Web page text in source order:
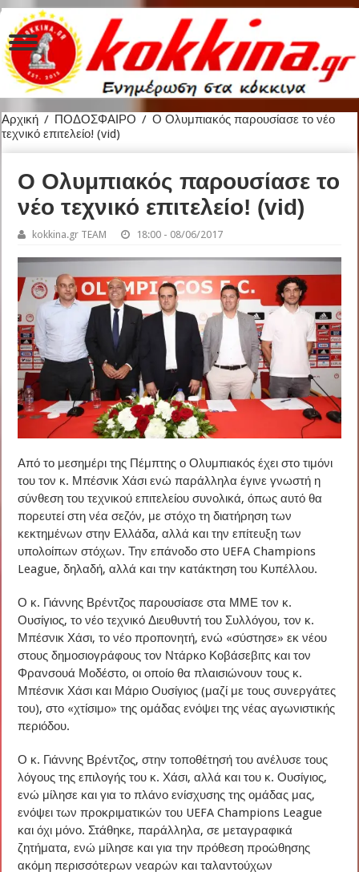
Αρχική / ΠΟΔΟΣΦΑΙΡΟ / Ο Ολυμπιακός παρουσίασε το νέο
τεχνικό επιτελείο! (vid)
Ο Ολυμπιακός παρουσίασε το
νέο τεχνικό επιτελείο! (vid)
kokkina.gr TEAM 18:00 - 08/06/2017
Από το μεσημέρι της Πέμπτης ο Ολυμπιακός έχει στο τιμόνι
του τον κ. Μπέσνικ Χάσι ενώ παράλληλα έγινε γνωστή η
σύνθεση του τεχνικού επιτελείου συνολικά, όπως αυτό θα
πορευτεί στη νέα σεζόν, με στόχο τη διατήρηση των
κεκτημένων στην Ελλάδα, αλλά και την επίτευξη των
υπολοίπων στόχων. Την επάνοδο στο UEFA Champions
League, δηλαδή, αλλά και την κατάκτηση του Κυπέλλου.
Ο κ. Γιάννης Βρέντζος παρουσίασε στα ΜΜΕ τον κ.
Ουσίγιος, το νέο τεχνικό Διευθυντή του Συλλόγου, τον κ.
Μπέσνικ Χάσι, το νέο προπονητή, ενώ «σύστησε» εκ νέου
στους δημοσιογράφους τον Ντάρκο Κοβάσεβιτς και τον
Φρανσουά Μοδέστο, οι οποίο θα πλαισιώνουν τους κ.
Μπέσνικ Χάσι και Μάριο Ουσίγιος (μαζί με τους συνεργάτες
του), στο «χτίσιμο» της ομάδας ενόψει της νέας αγωνιστικής
περιόδου.
Ο κ. Γιάννης Βρέντζος, στην τοποθέτησή του ανέλυσε τους
λόγους της επιλογής του κ. Χάσι, αλλά και του κ. Ουσίγιος,
ενώ μίλησε και για το πλάνο ενίσχυσης της ομάδας μας,
ενόψει των προκριματικών του UEFA Champions League
και όχι μόνο. Στάθηκε, παράλληλα, σε μεταγραφικά
ζητήματα, ενώ μίλησε και για την πρόθεση προώθησης
ακόμη περισσότερων νεαρών και ταλαντούχων